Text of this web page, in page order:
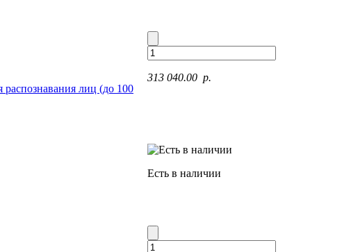
лиц (до 100
313 040.00 p.
Есть в наличии